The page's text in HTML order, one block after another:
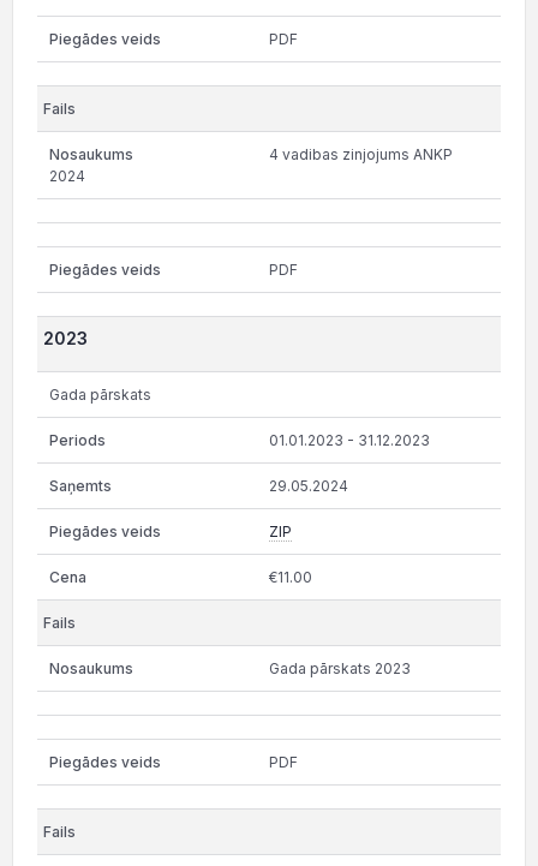
PDF
4 vadibas zinjojums ANKP
2024
PDF
2023
Gada pārskats
01.01.2023 - 31.12.2023
29.05.2024
ZIP
€11.00
Gada pārskats 2023
PDF